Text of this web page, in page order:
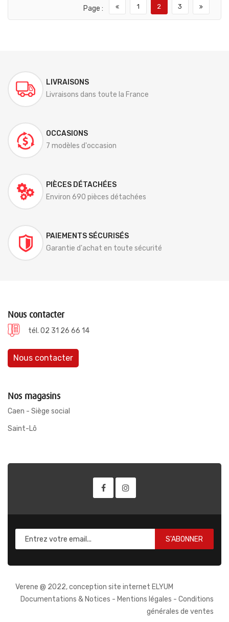
Page : 1 2 3
LIVRAISONS
Livraisons dans toute la France
OCCASIONS
7 modèles d'occasion
PIÈCES DÉTACHÉES
Environ 690 pièces détachées
PAIEMENTS SÉCURISÉS
Garantie d'achat en toute sécurité
Nous contacter
tél. 02 31 26 66 14
Nous contacter
Nos magasins
Caen - Siège social
Saint-Lô
S'ABONNER
Verene @ 2022, conception site internet ELYUM
Documentations & Notices - Mentions légales - Conditions
générales de ventes